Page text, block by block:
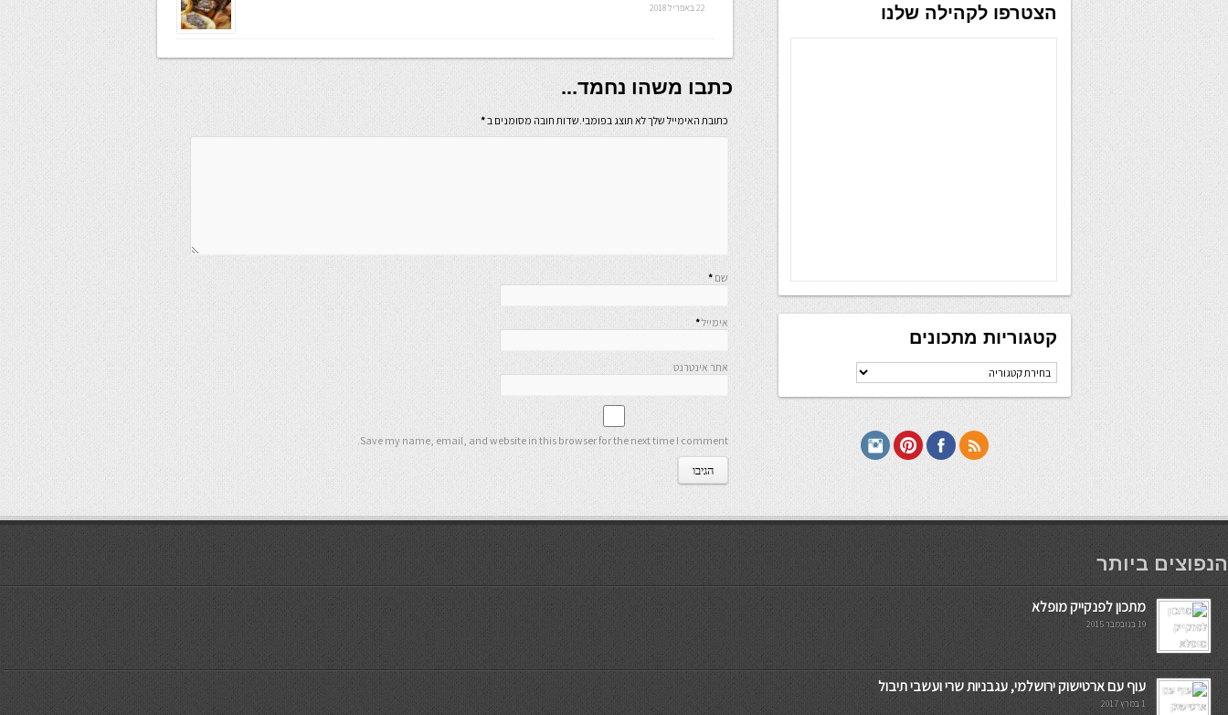
22 באפריל 2018
כתבו משהו נחמד...
כתובת האימייל שלך לא תוצג בפומבי.שדות חובה מסומנים ב*
שם *
אימייל*
אתר אינטרנט
Save my name, email, and website in this browser for the next time I comment.
הצטרפו לקהילה שלנו
קטגוריות מתכונים
קטגוריות
מתכונים
мостбет кг
הנפוצים ביותר
מתכון לפנקייק מופלא
19 בנובמבר 2015
עוף עם ארטישוק ירושלמי, עגבניות שרי ועשבי תיבול
1 במרץ 2017